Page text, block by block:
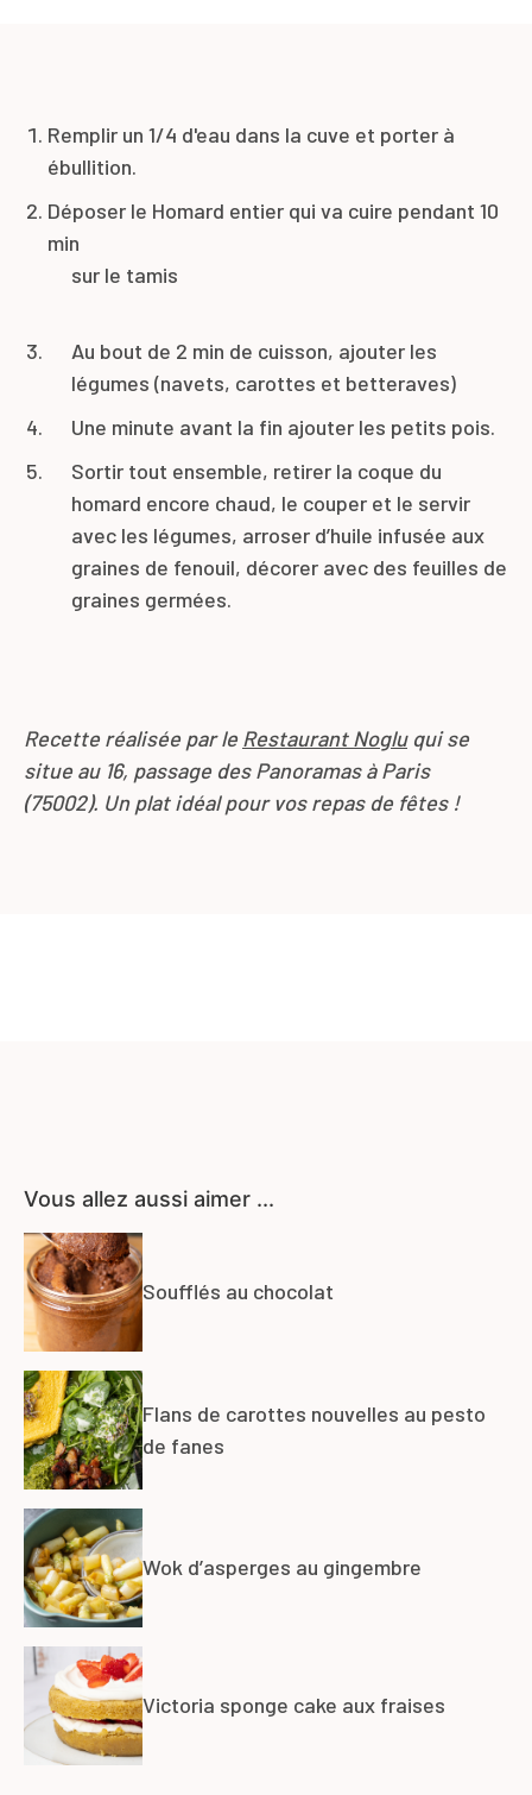
Remplir un 1/4 d'eau dans la cuve et porter à
ébullition.
Déposer le Homard entier qui va cuire pendant 10
min
sur le tamis
Au bout de 2 min de cuisson, ajouter les
légumes (navets, carottes et betteraves)
Une minute avant la fin ajouter les petits pois.
Sortir tout ensemble, retirer la coque du
homard encore chaud, le couper et le servir
avec les légumes, arroser d’huile infusée aux
graines de fenouil, décorer avec des feuilles de
graines germées.
Recette réalisée par le Restaurant Nogluqui se
situe au 16, passage des Panoramas à Paris
(75002). Un plat idéal pour vos repas de fêtes !
Vous allez aussi aimer ...
Soufflés au chocolat
Flans de carottes nouvelles au pesto
de fanes
Wok d’asperges au gingembre
Victoria sponge cake aux fraises